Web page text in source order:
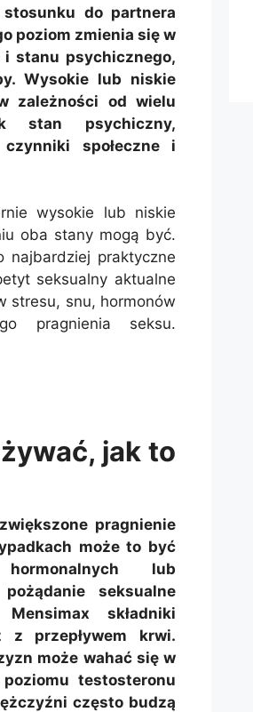
do partnera
poziom zmienia się w
i stanu psychicznego,
Wysokie lub niskie
zależności od wielu
stan psychiczny,
czynniki społeczne i
wysokie lub niskie
oba stany mogą być.
najbardziej praktyczne
seksualny aktualne
stresu, snu, hormonów
pragnienia seksu.
jak to
pragnienie
może to być
lub
seksualne
składniki
z przepływem krwi.
może wahać się w
testosteronu
często budzą